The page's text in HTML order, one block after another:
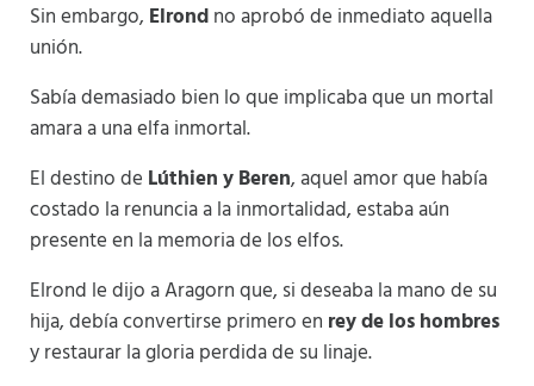
Sin embargo, Elrondno aprobó de inmediato aquella
unión.
Sabía demasiado bien lo que implicaba que un mortal
amara a una elfa inmortal.
El destino de Lúthien y Beren, aquel amor que había
costado la renuncia a la inmortalidad, estaba aún
presente en la memoria de los elfos.
Elrond le dijo a Aragorn que, si deseaba la mano de su
hija, debía convertirse primero en rey de los hombres
y restaurar la gloria perdida de su linaje.